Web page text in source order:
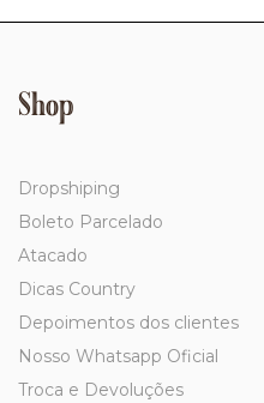
Shop
Dropshiping
Boleto Parcelado
Atacado
Dicas Country
Depoimentos dos clientes
Nosso Whatsapp Oficial
Troca e Devoluções